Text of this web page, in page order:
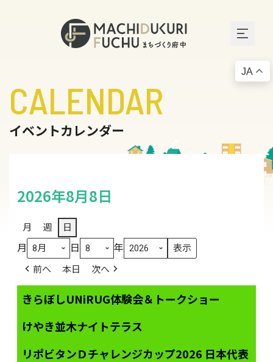
CALENDAR
イベントカレンダー
2026年8月8日
月 週 日
月 日 年
前へ 本日 次へ
きらぼしUNiRUG体験会＆トークショー
けやき並木ナイトテラス
リポビタンＤチャレンジカップ2026 日本代表
JA